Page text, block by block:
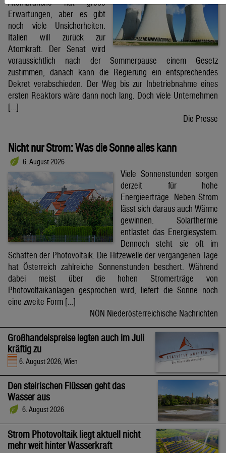
Atombranche hat große
Erwartungen, aber es gibt
noch viele Unsicherheiten.
Italien will zurück zur
Atomkraft. Der Senat wird
voraussichtlich nach der Sommerpause einem Gesetz
zustimmen, danach kann die Regierung ein entsprechendes
Dekret verabschieden. Der Weg bis zur Inbetriebnahme eines
ersten Reaktors wäre dann noch lang. Doch viele Unternehmen
[…]
Die Presse
Nicht nur Strom: Was die Sonne alles kann
6. August 2026
Viele Sonnenstunden sorgen
derzeit für hohe
Energieerträge. Neben Strom
lässt sich daraus auch Wärme
gewinnen. Solarthermie
entlastet das Energiesystem.
Dennoch steht sie oft im
Schatten der Photovoltaik. Die Hitzewelle der vergangenen Tage
hat Österreich zahlreiche Sonnenstunden beschert. Während
dabei meist über die hohen Stromerträge von
Photovoltaikanlagen gesprochen wird, liefert die Sonne noch
eine zweite Form […]
NÖN Niederösterreichische Nachrichten
Großhandelspreise legten auch im Juli
kräftig zu
6. August 2026, Wien
Den steirischen Flüssen geht das
Wasser aus
6. August 2026
Strom Photovoltaik liegt aktuell nicht
mehr weit hinter Wasserkraft